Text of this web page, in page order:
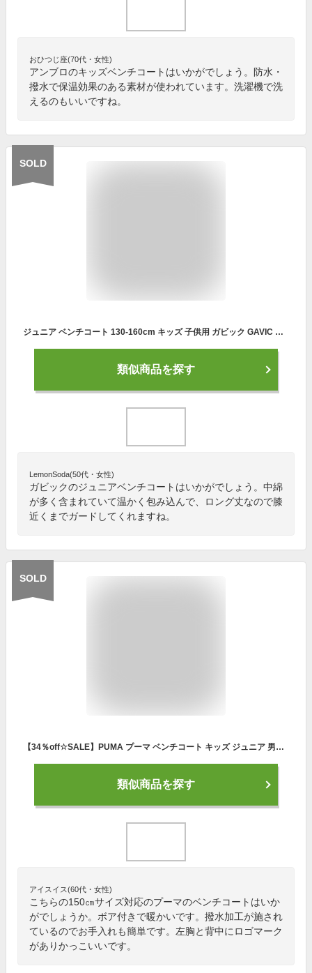
おひつじ座(70代・女性)
アンブロのキッズベンチコートはいかがでしょう。防水・
撥水で保温効果のある素材が使われています。洗濯機で洗
えるのもいいですね。
SOLD
ジュニア ベンチコート 130-160cm キッズ 子供用 ガビック GAVIC 中綿ロングコート/防寒 サッカー フットサル スポーツウェア ベンチウォーマー /GA3611【取寄】【返品不可】
類似商品を探す
LemonSoda(50代・女性)
ガビックのジュニアベンチコートはいかがでしょう。中綿
が多く含まれていて温かく包み込んで、ロング丈なので膝
近くまでガードしてくれますね。
SOLD
【34％off☆SALE】PUMA プーマ ベンチコート キッズ ジュニア 男の子 120cm 130cm 140cm 150cm 160cm レギュラーフィット ロゴ 秋冬 ロング ボア コート ロングコート 防寒 ブランド 小学校 スポーツ 男子 プーマブラック ピーコート
類似商品を探す
アイスイス(60代・女性)
こちらの150㎝サイズ対応のプーマのベンチコートはいか
がでしょうか。ボア付きで暖かいです。撥水加工が施され
ているのでお手入れも簡単です。左胸と背中にロゴマーク
がありかっこいいです。